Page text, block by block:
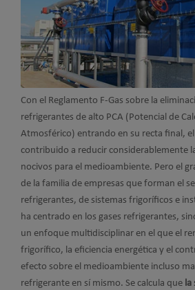
Con el Reglamento F-Gas sobre la
refrigerantes de alto PCA (Potencial de
Atmosférico) entrando en su recta final,
contribuido a reducir considerablemente
nocivos para el medioambiente. Pero el
de la familia de empresas que forman el
refrigerantes, de sistemas frigoríficos e
ha centrado en los gases refrigerantes,
un enfoque multidisciplinar en el que el
frigorífico, la eficiencia energética y el
efecto sobre el medioambiente incluso
refrigerante en sí mismo. Se calcula que la